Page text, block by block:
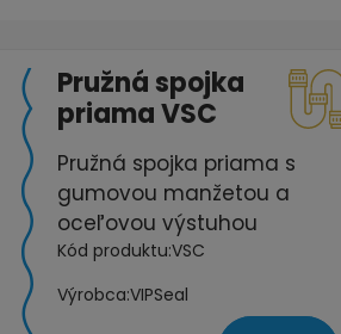
Pružná spojka
priama VSC
Pružná spojka priama s
gumovou manžetou a
oceľovou výstuhou
Kód produktu:VSC
Výrobca:VIPSeal